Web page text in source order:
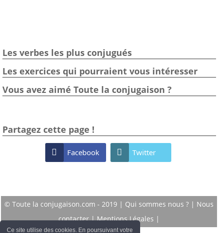
Ce site utilise des cookies. En poursuivant votre
Les verbes les plus conjugués
Les exercices qui pourraient vous intéresser
Vous avez aimé Toute la conjugaison ?
Partagez cette page !
 Facebook  Twitter
© Toute la conjugaison.com - 2019 | Qui sommes nous ? | Nous
contacter|Mentions Légales |